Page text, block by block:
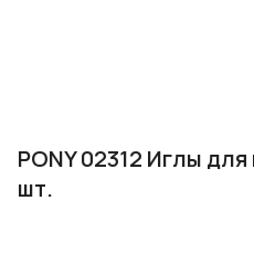
PONY 02312 Иглы
шт.